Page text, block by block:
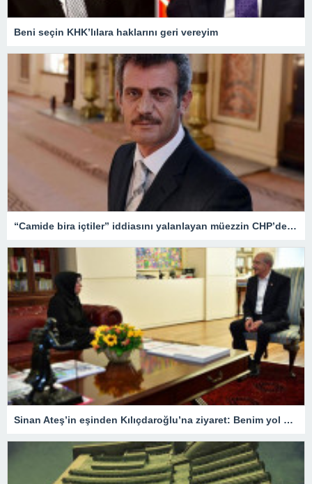
Beni seçin KHK’lılara haklarını geri vereyim
“Camide bira içtiler” iddiasını yalanlayan müezzin CHP’den milletvekili aday adayı oldu
Sinan Ateş’in eşinden Kılıçdaroğlu’na ziyaret: Benim yol arkadaşım